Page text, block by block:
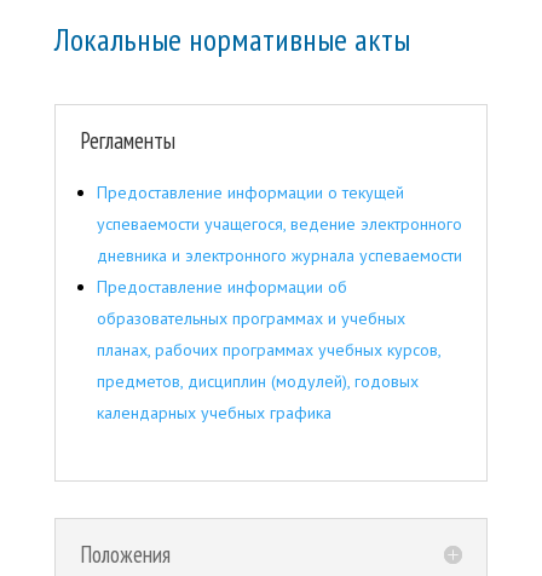
Локальные нормативные акты
Регламенты
Предоставление информации о текущей
успеваемости учащегося, ведение электронного
дневника и электронного журнала успеваемости
Предоставление информации об
образовательных программах и учебных
планах, рабочих программах учебных курсов,
предметов, дисциплин (модулей), годовых
календарных учебных графика
Положения